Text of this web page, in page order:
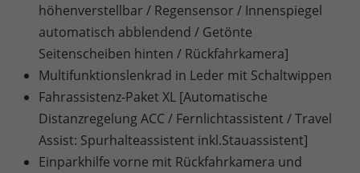
höhenverstellbar / Regensensor / Innenspiegel
automatisch abblendend / Getönte
Seitenscheiben hinten / Rückfahrkamera]
Multifunktionslenkrad in Leder mit Schaltwippen
Fahrassistenz-Paket XL [Automatische
Distanzregelung ACC / Fernlichtassistent / Travel
Assist: Spurhalteassistent inkl.Stauassistent]
Einparkhilfe vorne mit Rückfahrkamera und